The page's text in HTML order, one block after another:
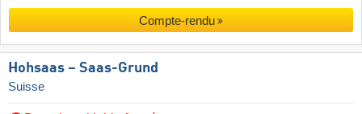
Compte-rendu
Hohsaas – Saas-Grund
Suisse